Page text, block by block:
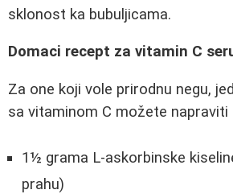
sklonost ka bubuljicama.
Domaci recept za vitamin C
Za one koji vole prirodnu negu,
sa vitaminom C možete napraviti
1½ grama L-askorbinske
prahu)